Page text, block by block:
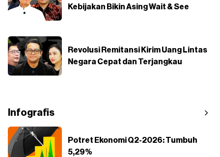
Kebijakan Bikin Asing Wait & See
Revolusi Remitansi Kirim Uang Lintas
Negara Cepat dan Terjangkau
Infografis
Potret Ekonomi Q2-2026: Tumbuh
5,29%